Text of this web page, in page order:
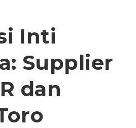
Inti
Supplier
dan